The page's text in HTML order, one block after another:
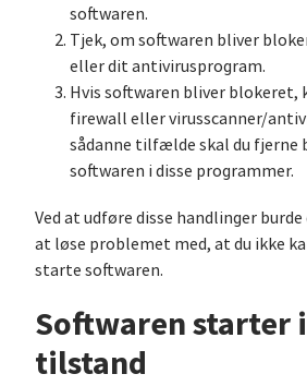
softwaren.
Tjek, om softwaren bliver
eller dit antivirusprogram.
Hvis softwaren bliver blokeret,
firewall eller virusscanner/
sådanne tilfælde skal du fjerne
softwaren i disse programmer.
Ved at udføre disse handlinger
at løse problemet med, at du ikke
starte softwaren.
Softwaren starter
tilstand